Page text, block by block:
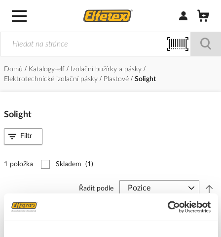
Přihlásit/
Domů Katalogy-elf
Izolační bužírky a pásky
Elektrotechnické izolační pásky
Plastové Solight
Solight
1 položka Skladem (1)
Řadit podle
SOLIGHT Páska izolační 50mm/10m PVC černá
Filtr